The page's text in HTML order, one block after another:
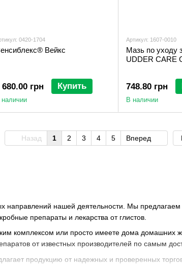
направлений нашей деятельности. Мы
препараты и лекарства от глистов.
комплексом или просто имеете дома домашних
от известных производителей по самым
продукцию от надежных и проверенных
0420-1704
Вейкс
680.00 грн Купить
наличии
Артикул: 1607-0010
Мазь по уходу
UDDER CARE
748.80 грн
В наличии
Назад 1 2 3 4 5 Вперед